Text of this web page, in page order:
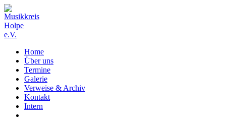
Zum
Inhalt
springen
Home
Über uns
Termine
Galerie
Verweise & Archiv
Kontakt
Intern